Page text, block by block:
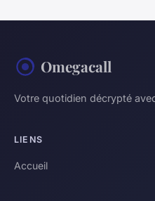
Omegacall
Votre quotidien décrypté
LIENS
Accueil